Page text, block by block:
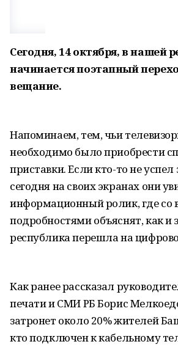
Сегодня, 14 октября, в нашей
начинается поэтапный
вещание.
Напоминаем, тем, чьи
необходимо было приобрести
приставки. Если кто-то не успел
сегодня на своих экранах они
информационный ролик, где со
подробностями объяснят, как и
республика перешла на
Как ранее рассказал
печати и СМИ РБ Борис
затронет около 20% жителей
кто подключен к кабельному